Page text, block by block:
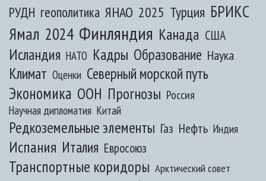
РУДН геополитика ЯНАО 2025 Турция БРИКС
Ямал 2024 Финляндия Канада США
Исландия НАТО Кадры Образование Наука
Климат Оценки Северный морской путь
Экономика ООН Прогнозы Россия
Научная дипломатия Китай
Редкоземельные элементы Газ Нефть Индия
Испания Италия Евросоюз
Транспортные коридоры Арктический совет